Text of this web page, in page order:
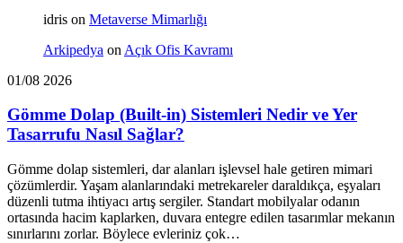
idris on Metaverse Mimarlığı
Arkipedya on Açık Ofis Kavramı
01/08 2026
Gömme Dolap (Built-in) Sistemleri Nedir ve Yer
Tasarrufu Nasıl Sağlar?
Gömme dolap sistemleri, dar alanları işlevsel hale getiren mimari
çözümlerdir. Yaşam alanlarındaki metrekareler daraldıkça, eşyaları
düzenli tutma ihtiyacı artış sergiler. Standart mobilyalar odanın
ortasında hacim kaplarken, duvara entegre edilen tasarımlar mekanın
sınırlarını zorlar. Böylece evleriniz çok…